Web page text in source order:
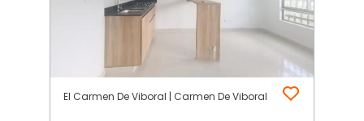
El Carmen De Viboral | Carmen De Viboral